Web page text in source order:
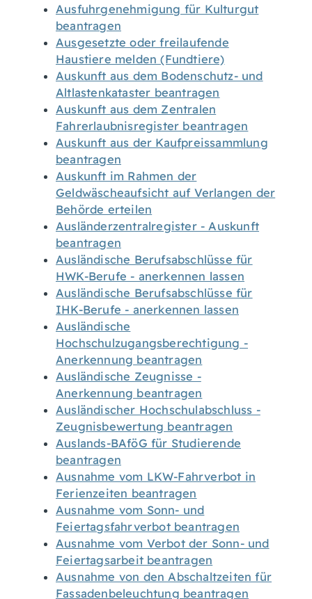
Ausfuhrgenehmigung für Kulturgut
beantragen
Ausgesetzte oder freilaufende
Haustiere melden (Fundtiere)
Auskunft aus dem Bodenschutz- und
Altlastenkataster beantragen
Auskunft aus dem Zentralen
Fahrerlaubnisregister beantragen
Auskunft aus der Kaufpreissammlung
beantragen
Auskunft im Rahmen der
Geldwäscheaufsicht auf Verlangen der
Behörde erteilen
Ausländerzentralregister - Auskunft
beantragen
Ausländische Berufsabschlüsse für
HWK-Berufe - anerkennen lassen
Ausländische Berufsabschlüsse für
IHK-Berufe - anerkennen lassen
Ausländische
Hochschulzugangsberechtigung -
Anerkennung beantragen
Ausländische Zeugnisse -
Anerkennung beantragen
Ausländischer Hochschulabschluss -
Zeugnisbewertung beantragen
Auslands-BAföG für Studierende
beantragen
Ausnahme vom LKW-Fahrverbot in
Ferienzeiten beantragen
Ausnahme vom Sonn- und
Feiertagsfahrverbot beantragen
Ausnahme vom Verbot der Sonn- und
Feiertagsarbeit beantragen
Ausnahme von den Abschaltzeiten für
Fassadenbeleuchtung beantragen